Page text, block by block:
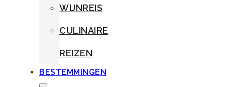
WIJNREIS
CULINAIRE
REIZEN
BESTEMMINGEN